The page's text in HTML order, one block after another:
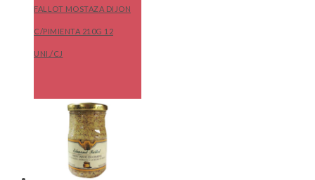
FALLOT MOSTAZA DIJON
C/PIMIENTA 210G 12
UNI./CJ